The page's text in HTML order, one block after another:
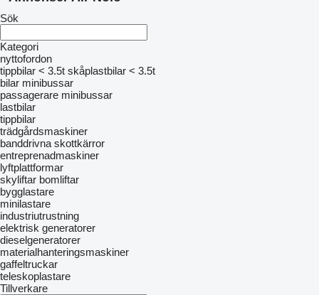
Sök
Kategori
nyttofordon
tippbilar < 3.5t skåplastbilar < 3.5t
bilar minibussar
passagerare minibussar
lastbilar
tippbilar
trädgårdsmaskiner
banddrivna skottkärror
entreprenadmaskiner
lyftplattformar
skyliftar bomliftar
bygglastare
minilastare
industriutrustning
elektrisk generatorer
dieselgeneratorer
materialhanteringsmaskiner
gaffeltruckar
teleskoplastare
Tillverkare